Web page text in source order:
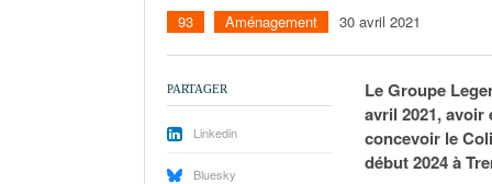
93 Aménagement 30 avril 2021
Le Groupe
avril 2021,
concevoir le
début 2024 à
PARTAGER
Linkedin
Bluesky